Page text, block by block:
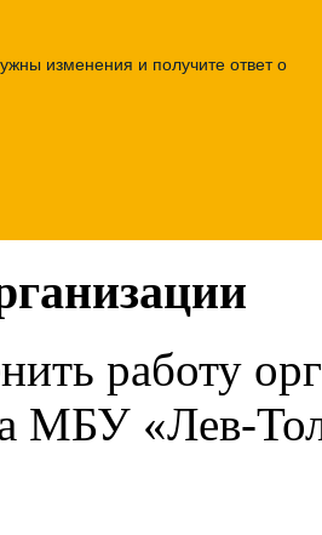
изменения и получите ответ о
работу
МБУ «Лев-